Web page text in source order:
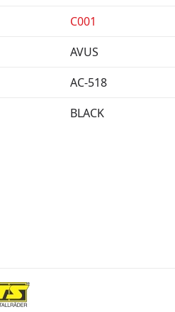
C001
AVUS
AC-518
BLACK